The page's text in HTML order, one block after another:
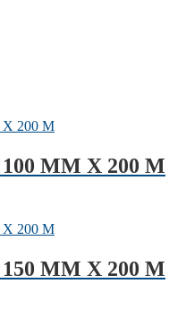
MM X 200 M
MM X 200 M